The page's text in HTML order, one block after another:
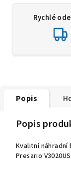
Rychlé
Popis
Popis
Kvalitní
Presario V3020US